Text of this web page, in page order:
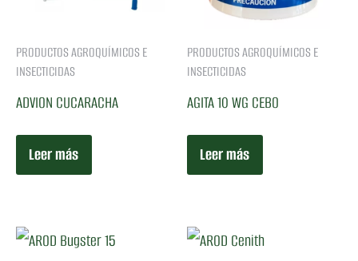
PRODUCTOS AGROQUÍMICOS E
INSECTICIDAS
ADVION CUCARACHA
Leer más
PRODUCTOS AGROQUÍMICOS E
INSECTICIDAS
AGITA 10 WG CEBO
Leer más